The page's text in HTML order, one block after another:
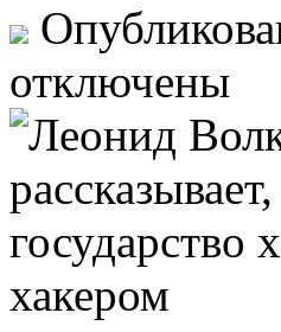
отключены